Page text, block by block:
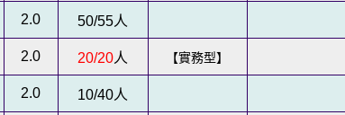
2.0 50/55人
2.0 20/20人 【實務型】
2.0 10/40人